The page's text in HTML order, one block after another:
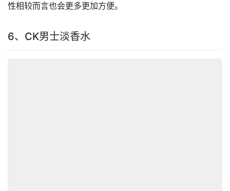
性相较而言也会更多更加方便。
6、CK男士淡香水